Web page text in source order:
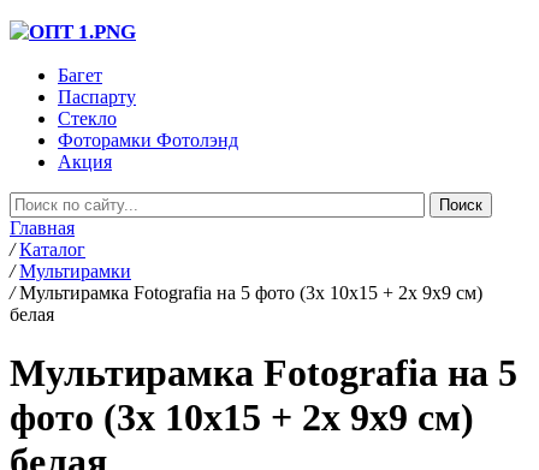
Багет
Паспарту
Стекло
Фоторамки Фотолэнд
Акция
Главная
/ Каталог
/ Мультирамки
/ Мультирамка Fotografia на 5 фото (3х 10х15 + 2х 9х9 см)
белая
Мультирамка Fotografia на 5
фото (3х 10х15 + 2х 9х9 см)